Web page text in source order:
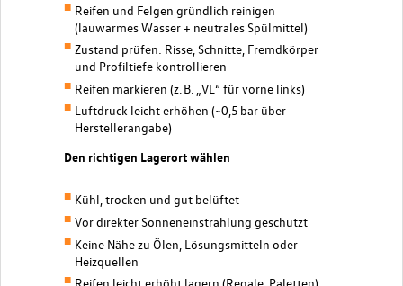
Reifen und Felgen gründlich reinigen
(lauwarmes Wasser + neutrales Spülmittel)
Zustand prüfen: Risse, Schnitte, Fremdkörper
und Profiltiefe kontrollieren
Reifen markieren (z. B. „VL“ für vorne links)
Luftdruck leicht erhöhen (~0,5 bar über
Herstellerangabe)
Den richtigen Lagerort wählen
Kühl, trocken und gut belüftet
Vor direkter Sonneneinstrahlung geschützt
Keine Nähe zu Ölen, Lösungsmitteln oder
Heizquellen